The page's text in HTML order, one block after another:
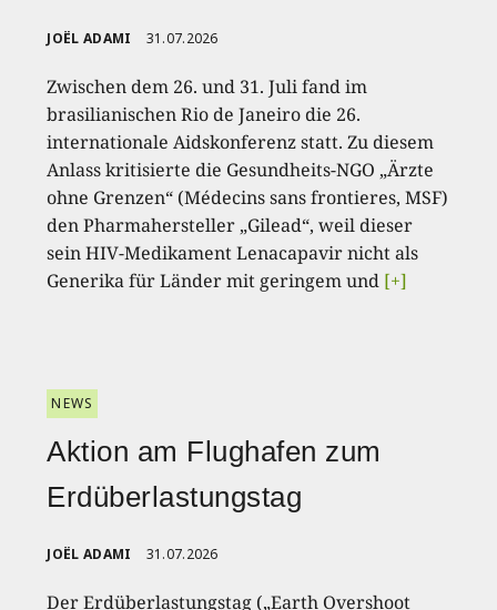
JOËL ADAMI 31.07.2026
Zwischen dem 26. und 31. Juli fand im
brasilianischen Rio de Janeiro die 26.
internationale Aidskonferenz statt. Zu diesem
Anlass kritisierte die Gesundheits-NGO „Ärzte
ohne Grenzen“ (Médecins sans frontieres, MSF)
den Pharmahersteller „Gilead“, weil dieser
sein HIV-Medikament Lenacapavir nicht als
Generika für Länder mit geringem und [+]
NEWS
Aktion am Flughafen zum
Erdüberlastungstag
JOËL ADAMI 31.07.2026
Der Erdüberlastungstag („Earth Overshoot